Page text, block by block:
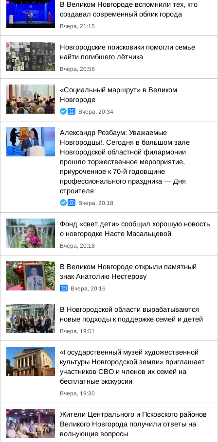
В Великом Новгороде вспомнили тех, кто
создавал современный облик города
Вчера, 21:15
Новгородские поисковики помогли семье
найти погибшего лётчика
Вчера, 20:56
«Социальный маршрут» в Великом
Новгороде
Вчера, 20:34
Александр Розбаум: Уважаемые
Новгородцы!. Сегодня в большом зале
Новгородской областной филармонии
прошло торжественное мероприятие,
приуроченное к 70-й годовщине
профессионального праздника — Дня
строителя
Вчера, 20:18
Фонд «свет.дети» сообщил хорошую новость
о новгородке Насте Масальцевой
Вчера, 20:18
В Великом Новгороде открыли памятный
знак Анатолию Нестерову
Вчера, 20:16
В Новгородской области вырабатываются
новые подходы к поддержке семей и детей
Вчера, 19:51
«Государственный музей художественной
культуры Новгородской земли» приглашает
участников СВО и членов их семей на
бесплатные экскурсии
Вчера, 19:30
Жители Центрального и Псковского районов
Великого Новгорода получили ответы на
волнующие вопросы